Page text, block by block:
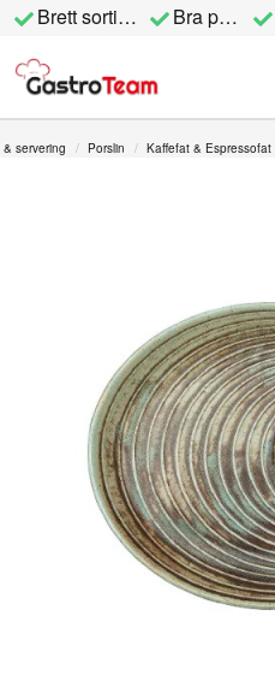
Brett sortiment Bra priser
& servering Porslin Kaffefat & Espressofat